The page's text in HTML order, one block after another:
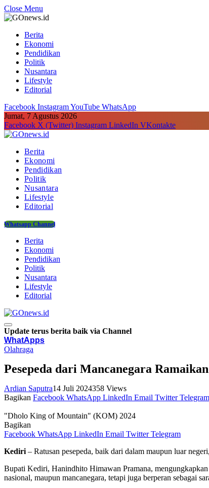
Close Menu
Berita
Ekonomi
Pendidikan
Politik
Nusantara
Lifestyle
Editorial
Facebook InstagramYouTube WhatsApp
Jumat, 7 Agustus 2026
Facebook X (Twitter) Instagram LinkedIn VKontakte
Berita
Ekonomi
Pendidikan
Politik
Nusantara
Lifestyle
Editorial
Whatsapp Channel
Berita
Ekonomi
Pendidikan
Politik
Nusantara
Lifestyle
Editorial
Update terus berita baik via Channel
WhatApps
Olahraga
Pesepeda dari Mancanegara
Ardian Saputra14 Juli 2024358 Views
Bagikan Facebook WhatsApp LinkedIn Email Twitter Telegram
"Dholo King of Mountain" (KOM) 2024
Bagikan
Facebook WhatsApp LinkedIn Email Twitter Telegram
Kediri – Ratusan pesepeda, baik dari dalam maupun luar
Bupati Kediri, Hanindhito Himawan Pramana,
nasional, maupun mancanegara, tetapi juga berperan sebagai